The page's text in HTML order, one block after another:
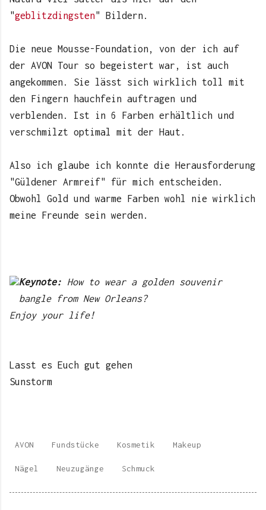
"geblitzdingsten" Bildern.
Die neue Mousse-Foundation, von der ich auf
der AVON Tour so begeistert war, ist auch
angekommen. Sie lässt sich wirklich toll mit
den Fingern hauchfein auftragen und
verblenden. Ist in 6 Farben erhältlich und
verschmilzt optimal mit der Haut.
Also ich glaube ich konnte die Herausforderung
"Güldener Armreif" für mich entscheiden.
Obwohl Gold und warme Farben wohl nie wirklich
meine Freunde sein werden.
Keynote: How to wear a golden souvenir
bangle from New Orleans?
Enjoy your life!
Lasst es Euch gut gehen
Sunstorm
AVON Fundstücke Kosmetik Makeup
Nägel Neuzugänge Schmuck